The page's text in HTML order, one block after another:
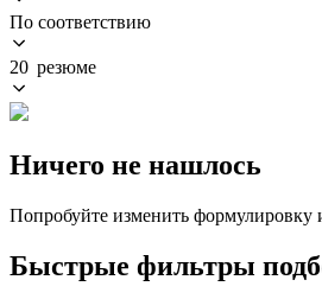
По соответствию
20 резюме
Ничего не нашлось
Попробуйте изменить формулировку
Быстрые фильтры